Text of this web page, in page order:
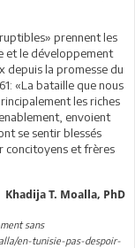
prennent les
et le développement
depuis la promesse du
«La bataille que nous
les riches
envoient
se sentir blessés
concitoyens et frères
Khadija T. Moalla, PhD
sans
en-tunisie-pas-despoir-